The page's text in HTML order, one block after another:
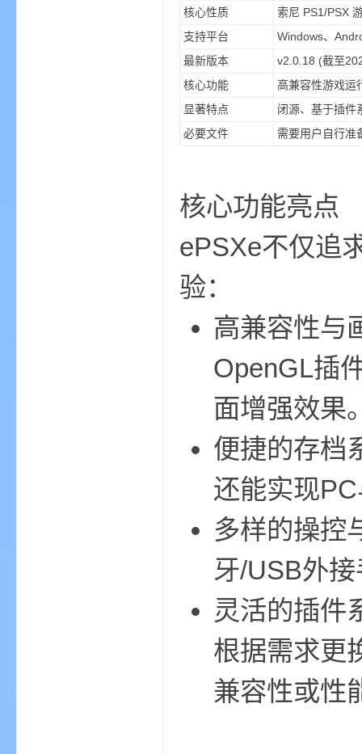
核心性质
索尼 PS1/PSX
支持平台
Windows、
最新版本
v2.0.18 (截至
核心功能
高兼容性游戏运
显著特点
闭源、基于插件
必要文件
需要用户自行准
核心功能亮点
ePSXe不仅追
验：
高兼容性与
OpenGL插
面增强效果
便捷的存档
还能实现
多样的操控
牙/USB外
灵活的插件
根据需求更
兼容性或性